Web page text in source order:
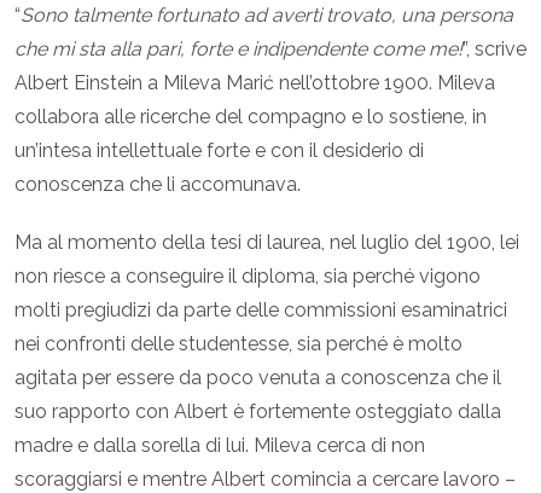
“Sono talmente fortunato ad averti trovato, una persona
che mi sta alla pari, forte e indipendente come me!”, scrive
Albert Einstein a Mileva Marić nell’ottobre 1900. Mileva
collabora alle ricerche del compagno e lo sostiene, in
un’intesa intellettuale forte e con il desiderio di
conoscenza che li accomunava.
Ma al momento della tesi di laurea, nel luglio del 1900, lei
non riesce a conseguire il diploma, sia perché vigono
molti pregiudizi da parte delle commissioni esaminatrici
nei confronti delle studentesse, sia perché è molto
agitata per essere da poco venuta a conoscenza che il
suo rapporto con Albert è fortemente osteggiato dalla
madre e dalla sorella di lui. Mileva cerca di non
scoraggiarsi e mentre Albert comincia a cercare lavoro –